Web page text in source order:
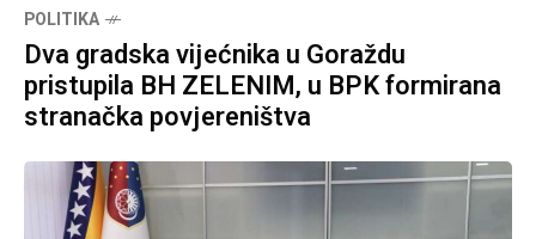
POLITIKA
Dva gradska vijećnika u Goraždu
pristupila BH ZELENIM, u BPK formirana
stranačka povjereništva